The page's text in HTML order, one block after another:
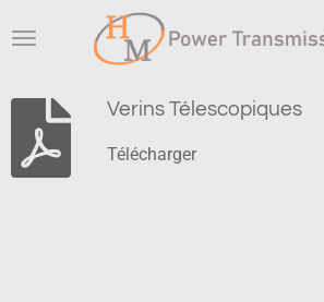
au
principal
Verins Télescopiques
Télécharger